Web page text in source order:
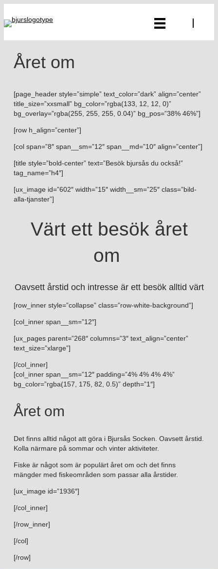
Året om
[page_header style=”simple” text_color=”dark” align=”center”
title_size=”xxsmall” bg_color=”rgba(133, 12, 12, 0)”
bg_overlay=”rgba(255, 255, 255, 0.04)” bg_pos=”38% 46%”]
[row h_align=”center”]
[col span=”8″ span__sm=”12″ span__md=”10″ align=”center”]
[title style=”bold-center” text=”Besök bjursås du också!”
tag_name=”h4″]
[ux_image id=”602″ width=”15″ width__sm=”25″ class=”bild-
alla-tjanster”]
Värt ett besök året
om
Oavsett årstid och intresse är ett besök alltid värt
[row_inner style=”collapse” class=”row-white-background”]
[col_inner span__sm=”12″]
[ux_pages parent=”268″ columns=”3″ text_align=”center”
text_size=”xlarge”]
[/col_inner]
[col_inner span__sm=”12″ padding=”4% 4% 4% 4%”
bg_color=”rgba(157, 175, 82, 0.5)” depth=”1″]
Året om
Det finns alltid något att göra i Bjursås Socken. Oavsett årstid.
Kolla närmare på sommar och vinter aktiviteter.
Fiske är något som är populärt året om och det finns
mängder med fiskeområden som passar alla årstider.
[ux_image id=”1936″]
[/col_inner]
[/row_inner]
[/col]
[/row]